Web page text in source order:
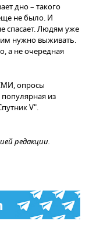
дно – такого
не было. И
спасает. Людям уже
им нужно выживать.
а не очередная
опросы
из
V".
редакции.